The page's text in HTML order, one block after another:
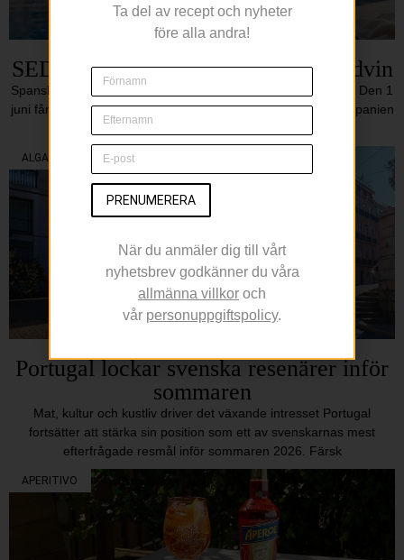
SEDA vill bli sommarens sociala rödvin
Spanskt vin med bobal och syrah tar plats i fasta sortimentet Den 1
juni får Systembolagets fasta sortiment ett nytt tillskott från Spanien
ALGARVE
Portugal lockar svenska resenärer inför
sommaren
Mat, kultur och kustliv driver det växande intresset Portugal
fortsätter att stärka sin position som ett av svenskarnas mest
efterfrågade resmål inför sommaren 2026. Färsk
APERITIVO
Ta del av recept och nyheter
före alla andra!
PRENUMERERA
När du anmäler dig till vårt
nyhetsbrev godkänner du våra
allmänna villkor och
vår personuppgiftspolicy.